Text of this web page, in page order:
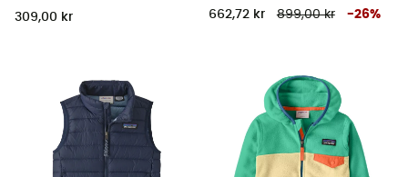
309,00 kr 662,72 kr 899,00 kr -26%